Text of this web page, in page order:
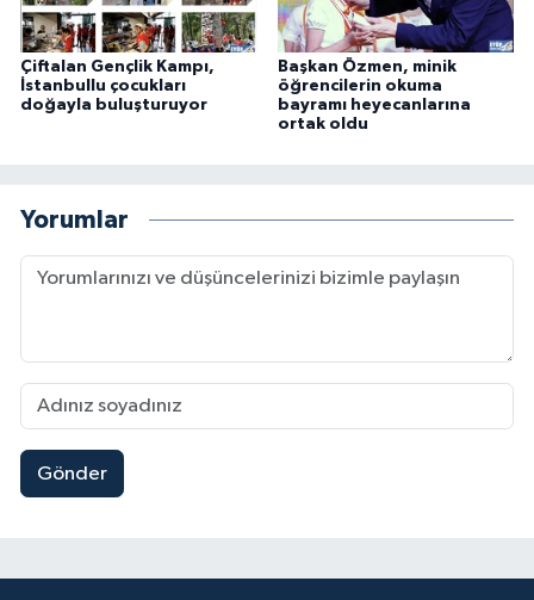
Çiftalan Gençlik Kampı,
İstanbullu çocukları
doğayla buluşturuyor
Başkan Özmen, minik
öğrencilerin okuma
bayramı heyecanlarına
ortak oldu
Yorumlar
Gönder